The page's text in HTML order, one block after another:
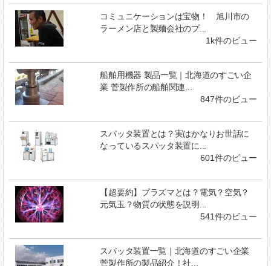
コミュニケーションは宝物！ 旭川市の
ラーメン店と製麺会社のプ...
1k件のビュー
船舶用機器 製品一覧｜北海道のすごい企
業 菅製作所の船舶関連...
847件のビュー
スパッタ装置とは？実はかなりお世話に
なっているスパッタ装置に...
601件のビュー
【超要約】プラズマとは？電気？空気？
元気玉？物質の状態を説明...
541件のビュー
スパッタ装置一覧｜北海道のすごい企業
菅製作所の製品紹介！社...